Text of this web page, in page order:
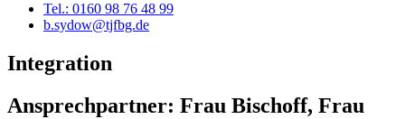
Tel.: 0160 98 76 48 99
b.sydow@tjfbg.de
Integration
Ansprechpartner: Frau Bischoff, Frau